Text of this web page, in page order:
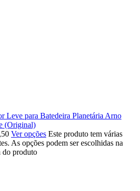
Leve para Batedeira Planetária Arno
(Original)
Ver opções Este produto tem várias
As opções podem ser escolhidas na
do produto